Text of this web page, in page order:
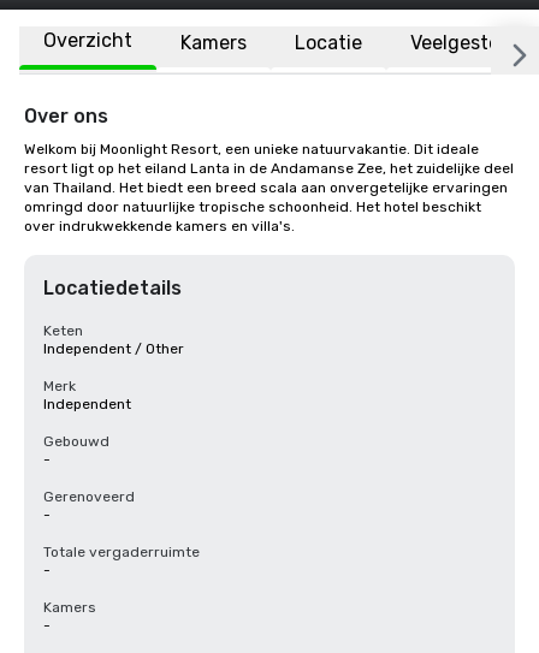
Overzicht Kamers Locatie Veelgestelde
Over ons
Welkom bij Moonlight Resort, een unieke natuurvakantie. Dit ideale
resort ligt op het eiland Lanta in de Andamanse Zee, het zuidelijke deel
van Thailand. Het biedt een breed scala aan onvergetelijke ervaringen
omringd door natuurlijke tropische schoonheid. Het hotel beschikt
over indrukwekkende kamers en villa's.
Locatiedetails
Keten
Independent / Other
Merk
Independent
Gebouwd
-
Gerenoveerd
-
Totale vergaderruimte
-
Kamers
-